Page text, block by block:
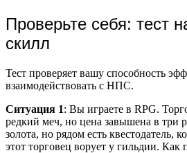
Проверьте себя: тест
скилл
Тест проверяет вашу способность
взаимодействовать с НПС.
Ситуация 1: Вы играете в RPG.
редкий меч, но цена завышена в три
золота, но рядом есть квестодатель,
этот торговец ворует у гильдии. Как